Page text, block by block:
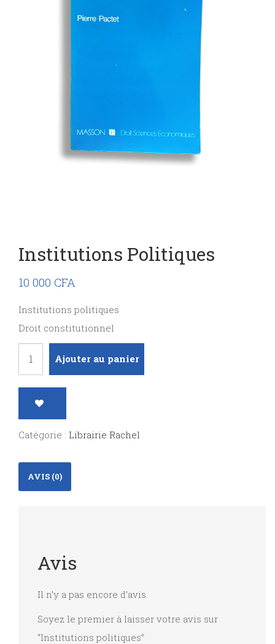
Institutions Politiques
10 000 CFA
Institutions politiques
Droit constitutionnel
Institutions
politiques
Ajouter au panier
Catégorie : Librairie Rachel
AVIS (0)
Avis
Il n’y a pas encore d’avis.
Soyez le premier à laisser votre avis sur
“Institutions politiques”